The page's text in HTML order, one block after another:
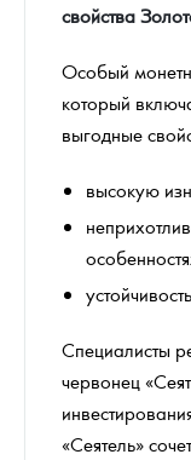
свойства
Особый
который
выгодные
высокую
Специалисты
червонец
«Сеятель»